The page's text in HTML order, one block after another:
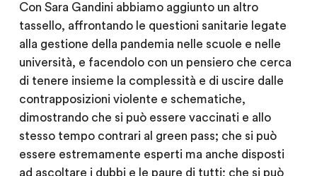
Con Sara Gandini abbiamo aggiunto un altro
tassello, affrontando le questioni sanitarie legate
alla gestione della pandemia nelle scuole e nelle
università, e facendolo con un pensiero che cerca
di tenere insieme la complessità e di uscire dalle
contrapposizioni violente e schematiche,
dimostrando che si può essere vaccinati e allo
stesso tempo contrari al green pass; che si può
essere estremamente esperti ma anche disposti
ad ascoltare i dubbi e le paure di tutti; che si può